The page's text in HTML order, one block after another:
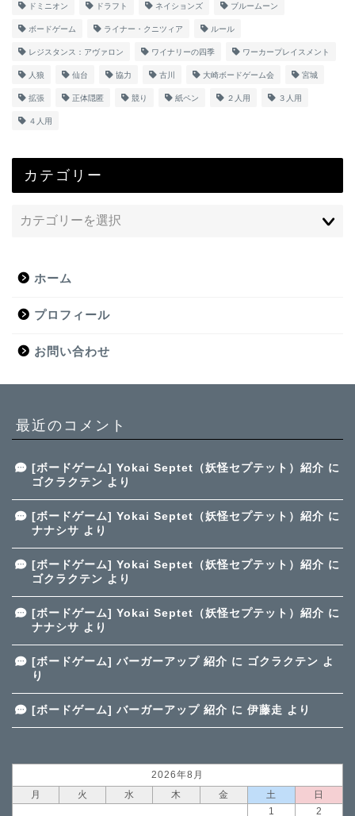
ドミニオン ドラフト ネイションズ ブルームーン
ボードゲーム ライナー・クニツィア ルール
レジスタンス：アヴァロン ワイナリーの四季 ワーカープレイスメント
人狼 仙台 協力 古川 大崎ボードゲーム会 宮城
拡張 正体隠匿 競り 紙ペン ２人用 ３人用
４人用
カテゴリー
ホーム
プロフィール
お問い合わせ
最近のコメント
[ボードゲーム] Yokai Septet（妖怪セプテット）紹介 に
ゴクラクテン より
[ボードゲーム] Yokai Septet（妖怪セプテット）紹介 に
ナナシサ より
[ボードゲーム] Yokai Septet（妖怪セプテット）紹介 に
ゴクラクテン より
[ボードゲーム] Yokai Septet（妖怪セプテット）紹介 に
ナナシサ より
[ボードゲーム] バーガーアップ 紹介 に ゴクラクテン よ
り
[ボードゲーム] バーガーアップ 紹介 に 伊藤走 より
2026年8月
月
火 水 木 金 土
日
1
2